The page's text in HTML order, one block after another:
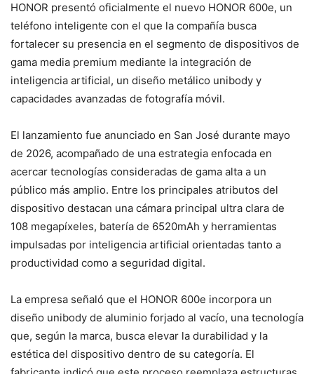
HONOR presentó oficialmente el nuevo HONOR 600e, un
teléfono inteligente con el que la compañía busca
fortalecer su presencia en el segmento de dispositivos de
gama media premium mediante la integración de
inteligencia artificial, un diseño metálico unibody y
capacidades avanzadas de fotografía móvil.
El lanzamiento fue anunciado en San José durante mayo
de 2026, acompañado de una estrategia enfocada en
acercar tecnologías consideradas de gama alta a un
público más amplio. Entre los principales atributos del
dispositivo destacan una cámara principal ultra clara de
108 megapíxeles, batería de 6520mAh y herramientas
impulsadas por inteligencia artificial orientadas tanto a
productividad como a seguridad digital.
La empresa señaló que el HONOR 600e incorpora un
diseño unibody de aluminio forjado al vacío, una tecnología
que, según la marca, busca elevar la durabilidad y la
estética del dispositivo dentro de su categoría. El